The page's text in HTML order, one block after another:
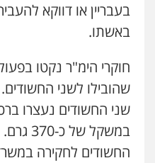
עו"ד שאדי
פלילי
בעבריין או דווקא
באשתו.
חוקרי הימ"ר נקטו
שהובילו לשני
שני החשודים נעצרו
במשקל
החשודים לחקירה